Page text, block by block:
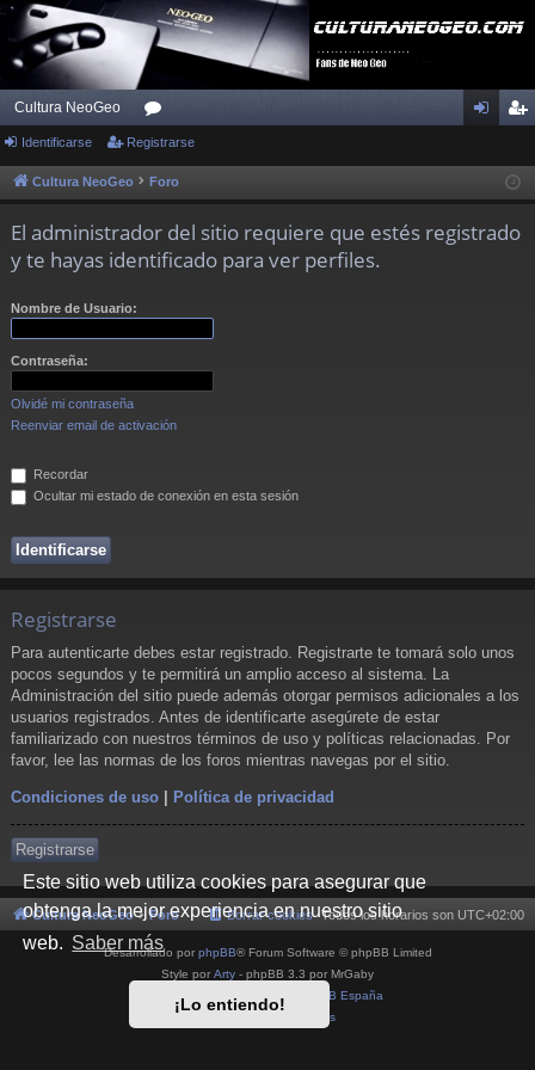
Este sitio web utiliza cookies para asegurar que
obtenga la mejor experiencia en nuestro sitio
web. Saber más
¡Lo entiendo!
Cultura NeoGeo
or
os ist
Identificarse Registrarse
Cultura NeoGeo Foro
El administrador del sitio requiere que estés registrado
y te hayas identificado para ver perfiles.
Nombre de Usuario:
Contraseña:
Olvidé mi contraseña
Reenviar email de activación
Recordar
Ocultar mi estado de conexión en esta sesión
Registrarse
Para autenticarte debes estar registrado. Registrarte te tomará solo unos
pocos segundos y te permitirá un amplio acceso al sistema. La
Administración del sitio puede además otorgar permisos adicionales a los
usuarios registrados. Antes de identificarte asegúrete de estar
familiarizado con nuestros términos de uso y políticas relacionadas. Por
favor, lee las normas de los foros mientras navegas por el sitio.
Condiciones de uso Política de privacidad
Registrarse
Cultura NeoGeo Foro Todos los horarios son UTC+02:00
Borrar cookies
Desarrollado por phpBB® Forum Software © phpBB Limited
Style por Arty - phpBB 3.3 por MrGaby
phpBB España
Condiciones